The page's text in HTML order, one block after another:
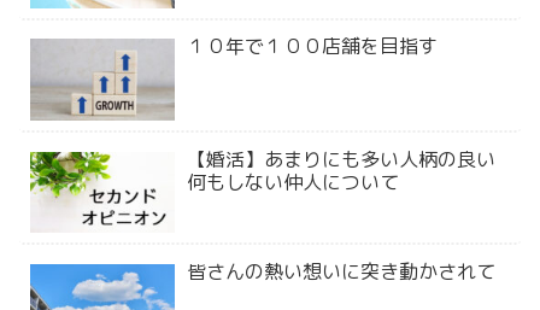
１０年で１００店舗を目指す
【婚活】あまりにも多い人柄の良い
何もしない仲人について
皆さんの熱い想いに突き動かされて